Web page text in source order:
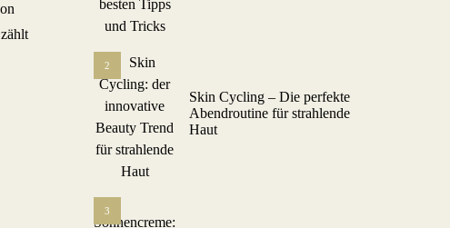
2
Skin Cycling – Die perfekte
Abendroutine für strahlende
Haut
3